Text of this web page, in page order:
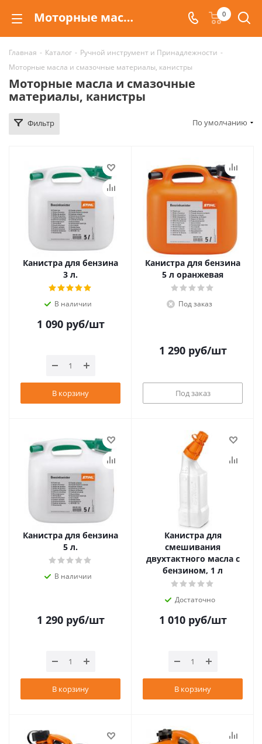
Моторные масла и смазочные материалы, канистры STIHL 0
Главная - Каталог - Ручной инструмент и Принадлежности -
Моторные масла и смазочные материалы, канистры
Моторные масла и смазочные
материалы, канистры
Фильтр По умолчанию
Канистра для бензина
3 л.
В наличии
1 090руб/шт
В корзину
Канистра для бензина
5 л оранжевая
Под заказ
1 290руб/шт
Под заказ
Канистра для бензина
5 л.
В наличии
1 290руб/шт
В корзину
Канистра для
смешивания
двухтактного масла с
бензином, 1 л
Достаточно
1 010руб/шт
В корзину